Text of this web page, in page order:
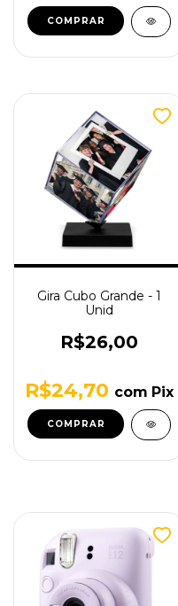
Gira Cubo Grande - 1
Unid
R$26,00
R$24,70 com Pix